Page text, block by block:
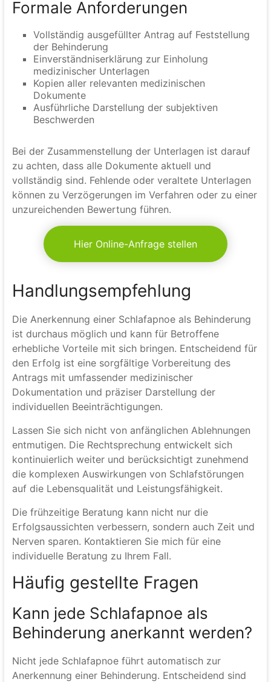
Formale Anforderungen
Vollständig ausgefüllter Antrag auf Feststellung
der Behinderung
Einverständniserklärung zur Einholung
medizinischer Unterlagen
Kopien aller relevanten medizinischen
Dokumente
Ausführliche Darstellung der subjektiven
Beschwerden
Bei der Zusammenstellung der Unterlagen ist darauf
zu achten, dass alle Dokumente aktuell und
vollständig sind. Fehlende oder veraltete Unterlagen
können zu Verzögerungen im Verfahren oder zu einer
unzureichenden Bewertung führen.
Hier Online-Anfrage stellen
Handlungsempfehlung
Die Anerkennung einer Schlafapnoe als Behinderung
ist durchaus möglich und kann für Betroffene
erhebliche Vorteile mit sich bringen. Entscheidend für
den Erfolg ist eine sorgfältige Vorbereitung des
Antrags mit umfassender medizinischer
Dokumentation und präziser Darstellung der
individuellen Beeinträchtigungen.
Lassen Sie sich nicht von anfänglichen Ablehnungen
entmutigen. Die Rechtsprechung entwickelt sich
kontinuierlich weiter und berücksichtigt zunehmend
die komplexen Auswirkungen von Schlafstörungen
auf die Lebensqualität und Leistungsfähigkeit.
Die frühzeitige Beratung kann nicht nur die
Erfolgsaussichten verbessern, sondern auch Zeit und
Nerven sparen. Kontaktieren Sie mich für eine
individuelle Beratung zu Ihrem Fall.
Häufig gestellte Fragen
Kann jede Schlafapnoe als
Behinderung anerkannt werden?
Nicht jede Schlafapnoe führt automatisch zur
Anerkennung einer Behinderung. Entscheidend sind